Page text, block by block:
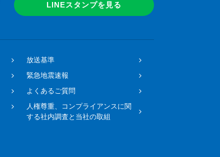
LINEスタンプを見る
放送基準
緊急地震速報
よくあるご質問
人権尊重、コンプライアンスに関
する社内調査と当社の取組